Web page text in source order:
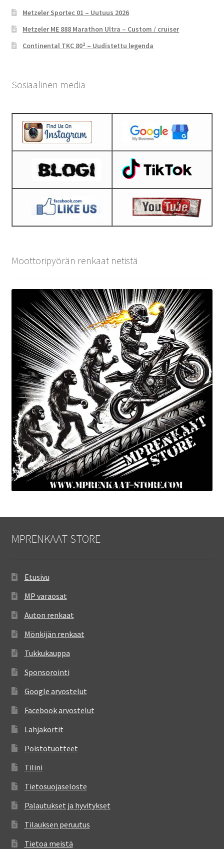
Metzeler Sportec 01 – Uutuus 2026
Metzeler ME 888 Marathon Ultra – Custom / cruiser
Continental TKC 80² – Uudistettu legenda
Sosiaalinen media
Moottoripyörän renkaat netistä
MPRENKAAT-STORE
Etusivu
MP varaosat
Auton renkaat
Mönkijän renkaat
Tukkukauppa
Sponsorointi
Google arvostelut
Facebook arvostelut
Lahjakortit
Poistotuotteet
Tilini
Tietosuojaseloste
Palautukset ja hyvitykset
Tilauksen peruutus
Tietoa meistä